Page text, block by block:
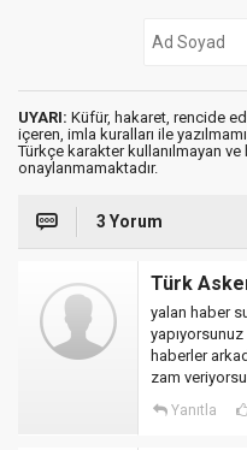
UYARI: Küfür, hakaret, rencide
içeren, imla kuralları ile
Türkçe karakter kullanılmayan
onaylanmamaktadır.
3 Yorum
Türk
yalan haber
haberler
zam
Yanıtla